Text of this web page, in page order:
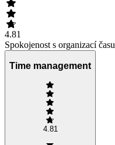
4.81
Spokojenost s organizací času
Time management
4.81